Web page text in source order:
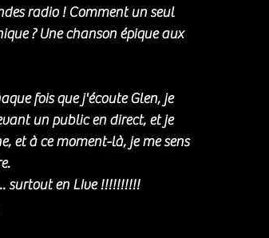
radio ! Comment un seul
? Une chanson épique aux
fois que j'écoute Glen, je
un public en direct, et je
et à ce moment-là, je me sens
surtout en LIve !!!!!!!!!!